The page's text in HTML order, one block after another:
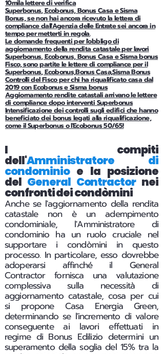
10mila lettere di verifica
Superbonus, Ecobonus, Bonus Casa e Sisma
Bonus, se non hai ancora ricevuto la lettera di
compliance dall'Agenzia delle Entrate sei ancora in
tempo per metterti in regola.
Le domande frequenti per l'obbligo di
aggiornamento della rendita catastale per lavori
Superbonus, Ecobonus, Bonus Casa e Sisma bonus
Fisco, sono partite le lettere di compliance per il
Superbonus, Ecobonus,Bonus Casa,Sisma Bonus
Controlli del Fisco per chi ha riqualificato casa dal
2019 con Ecobonus e Sisma bonus
Aggiornamento rendite catastali arrivano le lettere
di compliance dopo interventi Superbonus
Intensificazione dei controlli sugli edifici che hanno
beneficiato dei bonus legati alla riqualificazione,
come il Superbonus o l'Ecobonus 50/65!
I compiti
dell'Amministratore di
condominioe la posizione
del General Contractornei
confronti dei condòmini
Anche se l'aggiornamento della rendita
catastale non è un adempimento
condominiale, l'Amministratore di
condominio ha un ruolo cruciale nel
supportare i condòmini in questo
processo. In particolare, esso dovrebbe
adoperarsi affinché il General
Contractor fornisca una valutazione
complessiva sulla necessità di
aggiornamento catastale, cosa per cui
si propone Casa Energia Green,
determinando se l'incremento di valore
conseguente ai lavori effettuati in
regime di Bonus Edilizio determini un
superamento della soglia del 15% tra la